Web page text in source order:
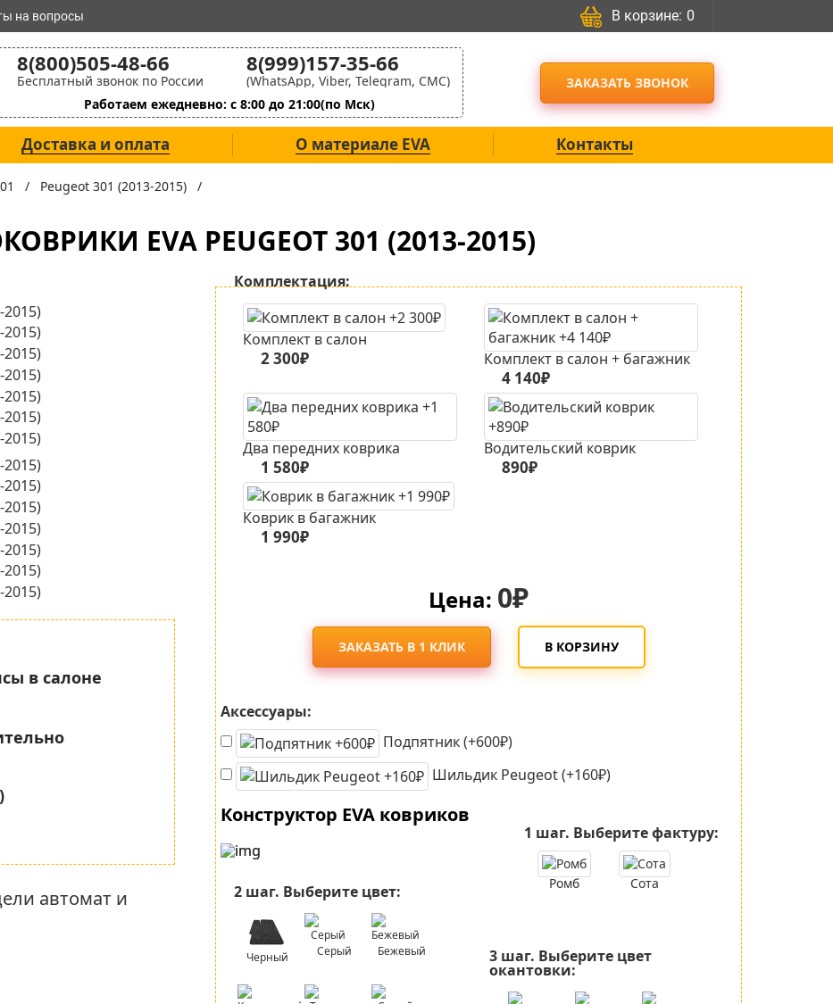
на вопросы В корзине: 0
8(800)505-48-66
Бесплатный звонок по России
8(999)157-35-66
(WhatsApp, Viber, Telegram, СМС)
Работаем ежедневно: с 8:00 до 21:00(по Мск)
ЗАКАЗАТЬ ЗВОНОК
Доставка и оплата О материале EVA Контакты
/ Peugeot 301 (2013-2015) /
EVA PEUGEOT 301 (2013-2015)
в салоне
автомат и
Комплектация:
Комплект в салон
2 300₽ Комплект в салон + багажник
4 140₽
Два передних коврика
1 580₽
Водительский коврик
890₽
Коврик в багажник
1 990₽
Цена: 0₽
ЗАКАЗАТЬ В 1 КЛИК В КОРЗИНУ
Аксессуары:
Подпятник (+600₽)
Шильдик Peugeot (+160₽)
Конструктор EVA ковриков
1 шаг. Выберите фактуру:
Ромб Сота
2 шаг. Выберите цвет:
Черный Серый Бежевый 3 шаг. Выберите цвет
окантовки: